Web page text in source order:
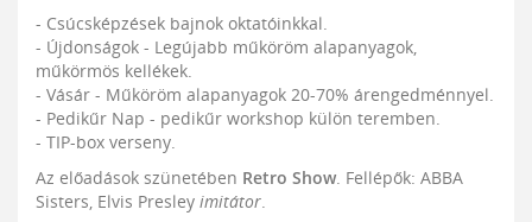
- Csúcsképzések bajnok oktatóinkkal.
- Újdonságok - Legújabb műköröm alapanyagok,
műkörmös kellékek.
- Vásár - Műköröm alapanyagok 20-70% árengedménnyel.
- Pedikűr Nap - pedikűr workshop külön teremben.
- TIP-box verseny.
Az előadások szünetében Retro Show. Fellépők: ABBA
Sisters, Elvis Presley imitátor.